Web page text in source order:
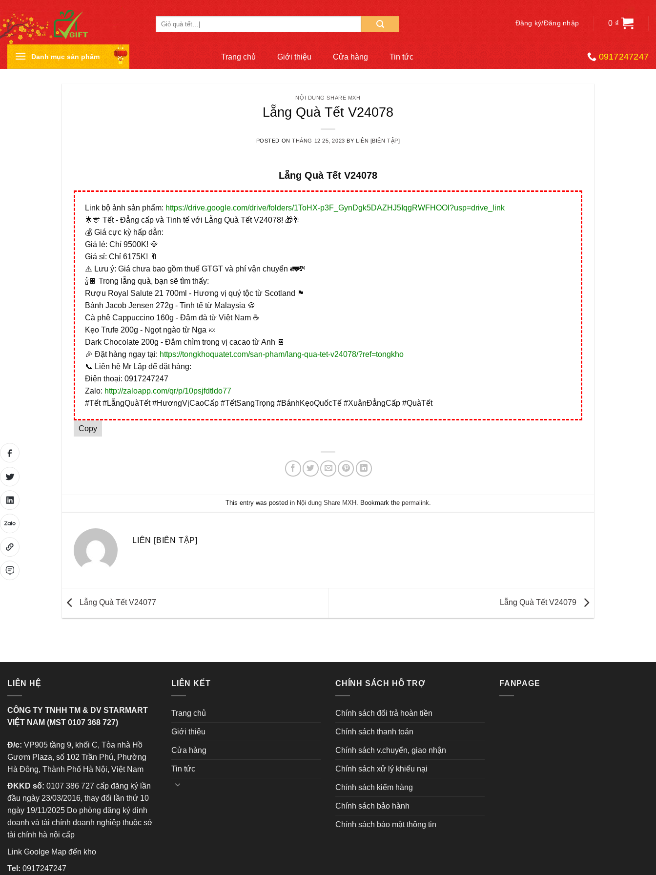
to
content
Tìm
Đăng ký/Đăng nhập 0 ₫
Danh mục sản phẩm Trang chủ Giới thiệu Cửa hàng Tin tức 0917247247
NỘI DUNG SHARE MXH
Lẵng Quà Tết V24078
POSTED ONTHÁNG 12 25, 2023 BY LIÊN [BIÊN TẬP]
Lẵng Quà Tết V24078
Link bộ ảnh sản phẩm: https://drive.google.com/drive/folders/1ToHX-p3F_GynDgk5DAZHJ5IqgRWFHOOl?usp=drive_link
🌟🎊 Tết - Đẳng cấp và Tinh tế với Lẵng Quà Tết V24078! 🎁🥂
💰 Giá cực kỳ hấp dẫn:
Giá lẻ: Chỉ 9500K! 💎
Giá sỉ: Chỉ 6175K! 🔖
⚠️ Lưu ý: Giá chưa bao gồm thuế GTGT và phí vận chuyển 🚛💸
🍾🍫 Trong lẵng quà, bạn sẽ tìm thấy:
Rượu Royal Salute 21 700ml - Hương vị quý tộc từ Scotland 🏴󠁧󠁢󠁳󠁣󠁴󠁿
Bánh Jacob Jensen 272g - Tinh tế từ Malaysia 🍪
Cà phê Cappuccino 160g - Đậm đà từ Việt Nam ☕
Kẹo Trufe 200g - Ngọt ngào từ Nga 🍬
Dark Chocolate 200g - Đắm chìm trong vị cacao từ Anh 🍫
🎉 Đặt hàng ngay tại: https://tongkhoquatet.com/san-pham/lang-qua-tet-v24078/?ref=tongkho
📞 Liên hệ Mr Lập để đặt hàng:
Điện thoại: 0917247247
Zalo: http://zaloapp.com/qr/p/10psjfdtldo77
#Tết #LẵngQuàTết #HươngVịCaoCấp #TếtSangTrọng #BánhKẹoQuốcTế #XuânĐẳngCấp #QuàTết
Copy
This entry was posted in Nội dung Share MXH . Bookmark the permalink.
LIÊN [BIÊN TẬP]
Lẵng Quà Tết V24077 Lẵng Quà Tết V24079
LIÊN HỆ
CÔNG TY TNHH TM & DV STARMART
VIỆT NAM (MST 0107 368 727)
Đ/c: VP905 tầng 9, khối C, Tòa nhà Hồ
Gươm Plaza, số 102 Trần Phú, Phường
Hà Đông, Thành Phố Hà Nội, Việt Nam
ĐKKD số: 0107 386 727 cấp đăng ký lần
đầu ngày 23/03/2016, thay đổi lần thứ 10
ngày 19/11/2025 Do phòng đăng ký dinh
doanh và tài chính doanh nghiệp thuộc sở
tài chính hà nội cấp
Link Goolge Map đến kho
Tel: 0917247247
LIÊN KẾT
Trang chủ
Giới thiệu
Cửa hàng
Tin tức
CHÍNH SÁCH HỖ TRỢ
Chính sách đổi trả hoàn tiền
Chính sách thanh toán
Chính sách v.chuyển, giao nhận
Chính sách xử lý khiếu nại
Chính sách kiểm hàng
Chính sách bảo hành
Chính sách bảo mật thông tin
FANPAGE